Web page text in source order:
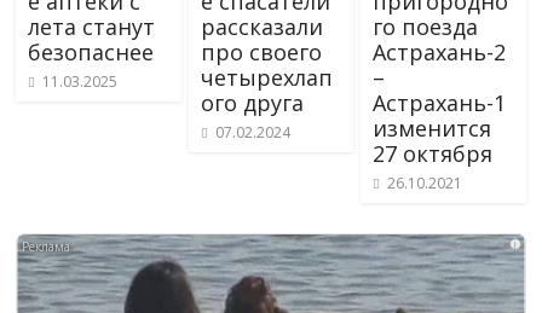
лета станут
безопаснее
11.03.2025
рассказали
про своего
четырехлап
ого друга
07.02.2024
го поезда
Астрахань-2
–
Астрахань-1
изменится
27 октября
26.10.2021
i